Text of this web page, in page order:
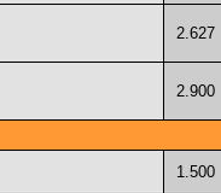
2.627
2.900
1.500